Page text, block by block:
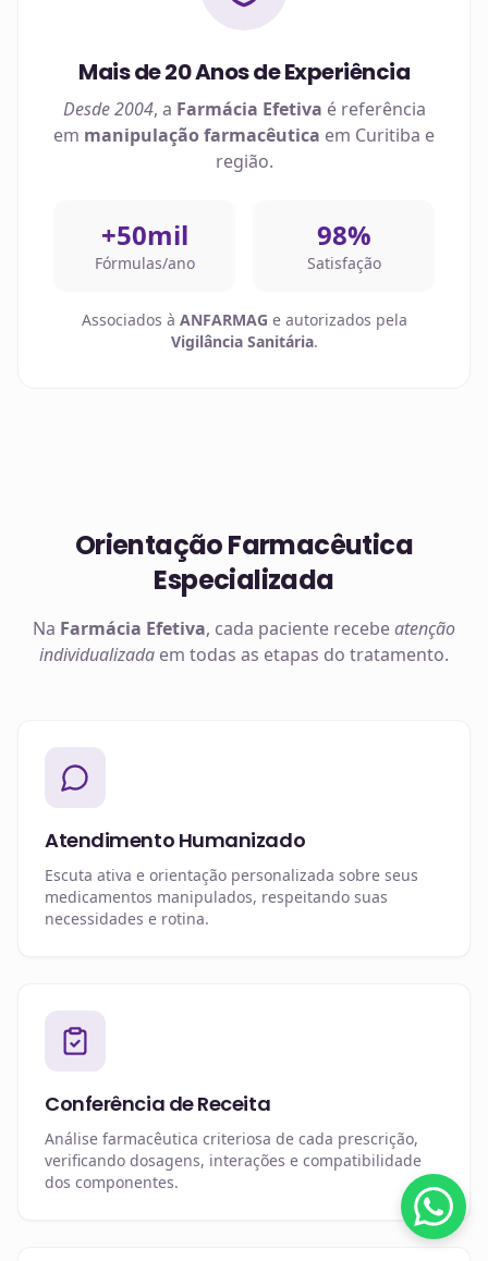
Mais de 20 Anos de Experiência
Desde 2004, a Farmácia Efetiva é referência
em manipulação farmacêutica em Curitiba e
região.
+50mil
Fórmulas/ano
98%
Satisfação
Associados à ANFARMAG e autorizados pela
Vigilância Sanitária.
Orientação Farmacêutica
Especializada
Na Farmácia Efetiva, cada paciente recebeatenção
individualizada em todas as etapas do tratamento.
Atendimento Humanizado
Escuta ativa e orientação personalizada sobre seus
medicamentos manipulados, respeitando suas
necessidades e rotina.
Conferência de Receita
Análise farmacêutica criteriosa de cada prescrição,
verificando dosagens, interações e compatibilidade
dos componentes.